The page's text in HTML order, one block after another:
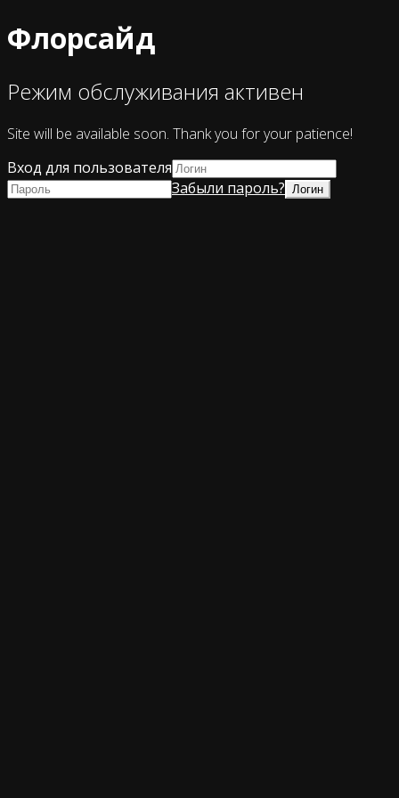
Флорсайд
Режим обслуживания активен
Site will be available soon. Thank you for your patience!
Вход для пользователя
Забыли пароль?